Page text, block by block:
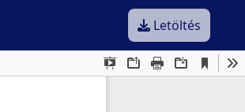
Letöltés